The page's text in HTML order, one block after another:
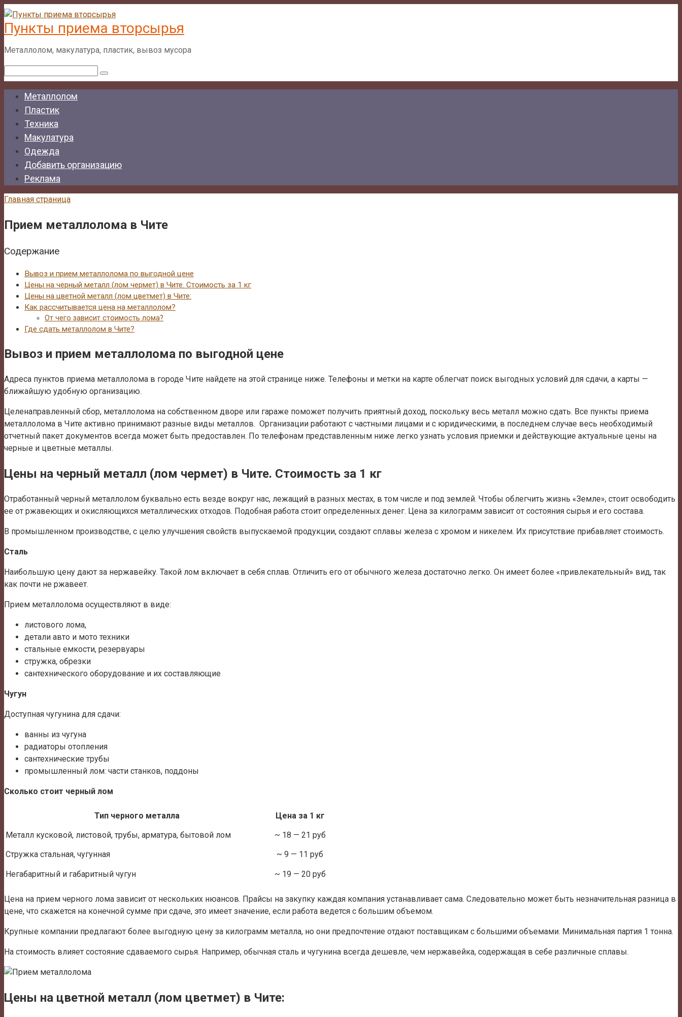
Перейти
к
контенту
Пункты приема вторсырья
Металлолом, макулатура, пластик, вывоз мусора
Металлолом
Пластик
Техника
Макулатура
Одежда
Добавить организацию
Реклама
Главная страница
Прием металлолома в Чите
Содержание
Вывоз и прием металлолома по выгодной цене
Цены на черный металл (лом чермет) в Чите. Стоимость за 1 кг
Цены на цветной металл (лом цветмет) в Чите:
Как рассчитывается цена на металлолом?
От чего зависит стоимость лома?
Где сдать металлолом в Чите?
Вывоз и прием металлолома по выгодной цене
Адреса пунктов приема металлолома в городе Чите найдете на этой странице ниже. Телефоны и метки на карте облегчат поиск выгодных условий для сдачи, а карты —
ближайшую удобную организацию.
Целенаправленный сбор, металлолома на собственном дворе или гараже поможет получить приятный доход, поскольку весь металл можно сдать. Все пункты приема
металлолома в Чите активно принимают разные виды металлов. Организации работают с частными лицами и с юридическими, в последнем случае весь необходимый
отчетный пакет документов всегда может быть предоставлен. По телефонам представленным ниже легко узнать условия приемки и действующие актуальные цены на
черные и цветные металлы.
Цены на черный металл (лом чермет) в Чите. Стоимость за 1 кг
Отработанный черный металлолом буквально есть везде вокруг нас, лежащий в разных местах, в том числе и под землей. Чтобы облегчить жизнь «Земле», стоит освободить
ее от ржавеющих и окисляющихся металлических отходов. Подобная работа стоит определенных денег. Цена за килограмм зависит от состояния сырья и его состава.
В промышленном производстве, с целю улучшения свойств выпускаемой продукции, создают сплавы железа с хромом и никелем. Их присутствие прибавляет стоимость.
Сталь
Наибольшую цену дают за нержавейку. Такой лом включает в себя сплав. Отличить его от обычного железа достаточно легко. Он имеет более «привлекательный» вид, так
как почти не ржавеет.
Прием металлолома осуществляют в виде:
листового лома,
детали авто и мото техники
стальные емкости, резервуары
стружка, обрезки
сантехнического оборудование и их составляющие
Чугун
Доступная чугунина для сдачи:
ванны из чугуна
радиаторы отопления
сантехнические трубы
промышленный лом: части станков, поддоны
Сколько стоит черный лом
Тип черного металла
Цена за 1 кг
Металл кусковой, листовой, трубы, арматура, бытовой лом
~ 18 — 21 руб
Стружка стальная, чугунная
~ 9 — 11 руб
Негабаритный и габаритный чугун ~ 19 — 20 руб
Цена на прием черного лома зависит от нескольких нюансов. Прайсы на закупку каждая компания устанавливает сама. Следовательно может быть незначительная разница в
цене, что скажется на конечной сумме при сдаче, это имеет значение, если работа ведется с большим объемом.
Крупные компании предлагают более выгодную цену за килограмм металла, но они предпочтение отдают поставщикам с большими объемами. Минимальная партия 1 тонна.
На стоимость влияет состояние сдаваемого сырья. Например, обычная сталь и чугунина всегда дешевле, чем нержавейка, содержащая в себе различные сплавы.
Цены на цветной металл (лом цветмет) в Чите: